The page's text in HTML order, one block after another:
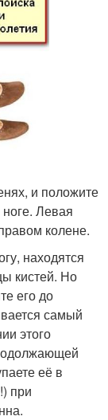
и положите
Левая
колене.
находятся
кистей. Но
его до
самый
этого
её в
при